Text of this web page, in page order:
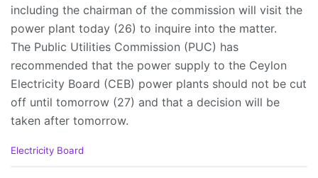
including the chairman of the commission will visit the
power plant today (26) to inquire into the matter.
The Public Utilities Commission (PUC) has
recommended that the power supply to the Ceylon
Electricity Board (CEB) power plants should not be cut
off until tomorrow (27) and that a decision will be
taken after tomorrow.
C
Electricity Board